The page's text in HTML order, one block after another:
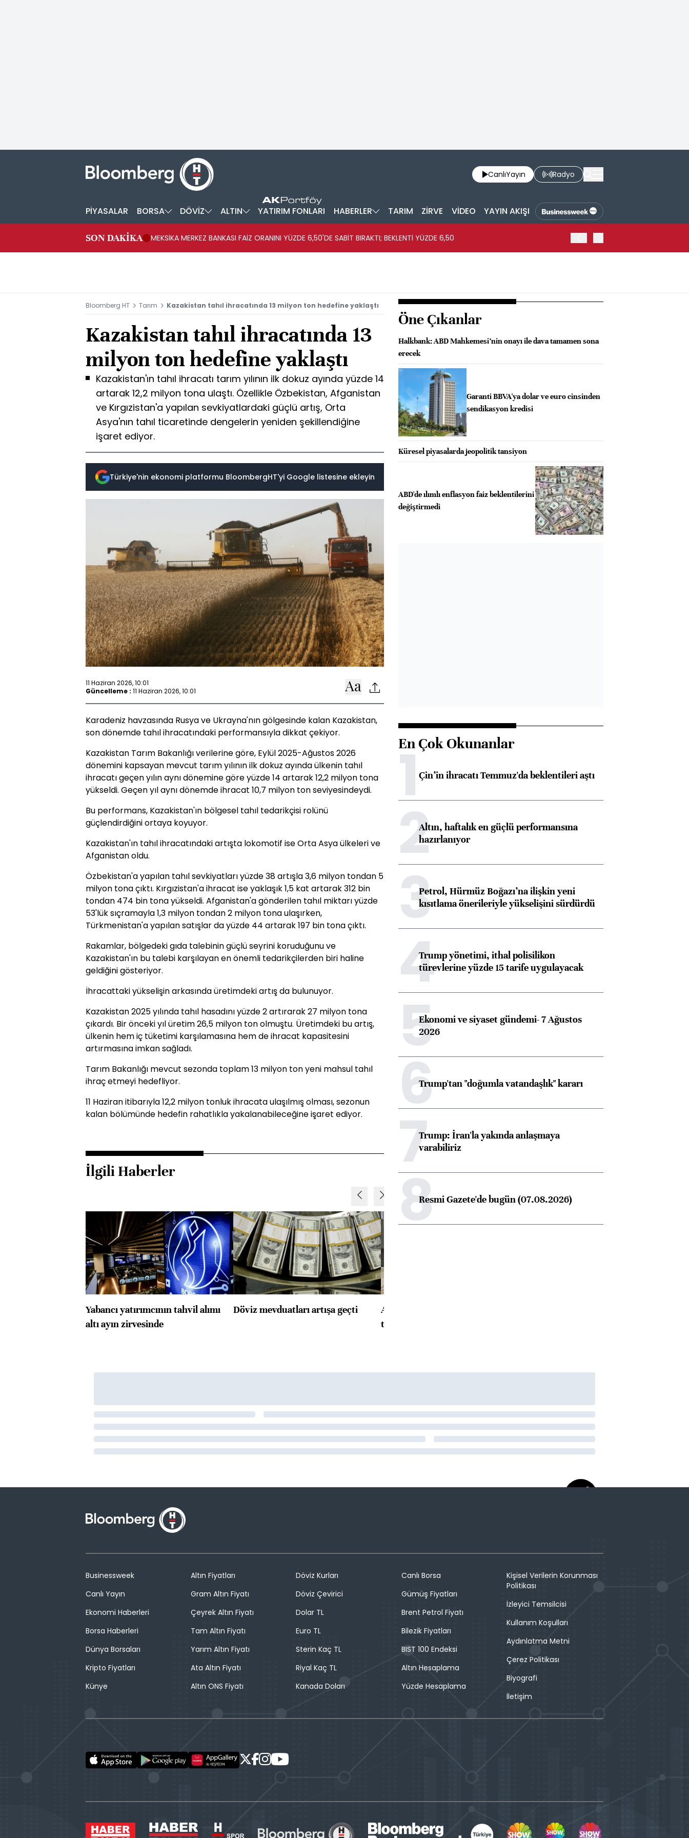
CanlıYayın Radyo
PİYASALAR BORSA DÖVİZ ALTIN YATIRIM FONLARI HABERLER TARIM ZİRVE VİDEO YAYIN AKIŞI
SON DAKİKA MEKSİKA MERKEZ BANKASI FAİZ ORANINI YÜZDE 6,50'DE SABİT BIRAKTI; BEKLENTİ YÜZDE 6,50
Bloomberg HT Tarım Kazakistan tahıl ihracatında 13 milyon ton hedefine yaklaştı
Kazakistan tahıl ihracatında 13
milyon ton hedefine yaklaştı
Kazakistan'ın tahıl ihracatı tarım yılının ilk dokuz ayında yüzde 14
artarak 12,2 milyon tona ulaştı. Özellikle Özbekistan, Afganistan
ve Kırgızistan'a yapılan sevkiyatlardaki güçlü artış, Orta
Asya'nın tahıl ticaretinde dengelerin yeniden şekillendiğine
işaret ediyor.
Türkiye'nin ekonomi platformu BloombergHT'yi Google listesine ekleyin
11 Haziran 2026, 10:01
Güncelleme : 11 Haziran 2026, 10:01
Karadeniz havzasında Rusya ve Ukrayna'nın gölgesinde kalan Kazakistan,
son dönemde tahıl ihracatındaki performansıyla dikkat çekiyor.
Kazakistan Tarım Bakanlığı verilerine göre, Eylül 2025-Ağustos 2026
dönemini kapsayan mevcut tarım yılının ilk dokuz ayında ülkenin tahıl
ihracatı geçen yılın aynı dönemine göre yüzde 14 artarak 12,2 milyon tona
yükseldi. Geçen yıl aynı dönemde ihracat 10,7 milyon ton seviyesindeydi.
Bu performans, Kazakistan'ın bölgesel tahıl tedarikçisi rolünü
güçlendirdiğini ortaya koyuyor.
Kazakistan'ın tahıl ihracatındaki artışta lokomotif ise Orta Asya ülkeleri ve
Afganistan oldu.
Özbekistan'a yapılan tahıl sevkiyatları yüzde 38 artışla 3,6 milyon tondan 5
milyon tona çıktı. Kırgızistan'a ihracat ise yaklaşık 1,5 kat artarak 312 bin
tondan 474 bin tona yükseldi. Afganistan'a gönderilen tahıl miktarı yüzde
53'lük sıçramayla 1,3 milyon tondan 2 milyon tona ulaşırken,
Türkmenistan'a yapılan satışlar da yüzde 44 artarak 197 bin tona çıktı.
Rakamlar, bölgedeki gıda talebinin güçlü seyrini koruduğunu ve
Kazakistan'ın bu talebi karşılayan en önemli tedarikçilerden biri haline
geldiğini gösteriyor.
İhracattaki yükselişin arkasında üretimdeki artış da bulunuyor.
Kazakistan 2025 yılında tahıl hasadını yüzde 2 artırarak 27 milyon tona
çıkardı. Bir önceki yıl üretim 26,5 milyon ton olmuştu. Üretimdeki bu artış,
ülkenin hem iç tüketimi karşılamasına hem de ihracat kapasitesini
artırmasına imkan sağladı.
Tarım Bakanlığı mevcut sezonda toplam 13 milyon ton yeni mahsul tahıl
ihraç etmeyi hedefliyor.
11 Haziran itibarıyla 12,2 milyon tonluk ihracata ulaşılmış olması, sezonun
kalan bölümünde hedefin rahatlıkla yakalanabileceğine işaret ediyor.
İlgili Haberler
Yabancı yatırımcının tahvil alımı
altı ayın zirvesinde
Döviz mevduatları artışa geçti
ABD'de konut başlangıçları
toparlandı
Almanya, Commerzbank
Öne Çıkanlar
Halkbank: ABD Mahkemesi’nin onayı ile dava tamamen sona
erecek
Garanti BBVA'ya dolar ve euro cinsinden
sendikasyon kredisi
Küresel piyasalarda jeopolitik tansiyon
ABD'de ılımlı enflasyon faiz beklentilerini
değiştirmedi
En Çok Okunanlar
1Çin’in ihracatı Temmuz'da beklentileri aştı
2Altın, haftalık en güçlü performansına
hazırlanıyor
3Petrol, Hürmüz Boğazı’na ilişkin yeni
kısıtlama önerileriyle yükselişini sürdürdü
4Trump yönetimi, ithal polisilikon
türevlerine yüzde 15 tarife uygulayacak
5Ekonomi ve siyaset gündemi- 7 Ağustos
2026
6Trump'tan "doğumla vatandaşlık" kararı
7Trump: İran'la yakında anlaşmaya
varabiliriz
8Resmi Gazete'de bugün (07.08.2026)
Businessweek
Canlı Yayın
Ekonomi Haberleri
Borsa Haberleri
Dünya Borsaları
Kripto Fiyatları
Künye
Altın Fiyatları
Gram Altın Fiyatı
Çeyrek Altın Fiyatı
Tam Altın Fiyatı
Yarım Altın Fiyatı
Ata Altın Fiyatı
Altın ONS Fiyatı
Döviz Kurları
Döviz Çevirici
Dolar TL
Euro TL
Sterin Kaç TL
Riyal Kaç TL
Kanada Doları
Canlı Borsa
Gümüş Fiyatları
Brent Petrol Fiyatı
Bilezik Fiyatları
BIST 100 Endeksi
Altın Hesaplama
Yüzde Hesaplama
Kişisel Verilerin Korunması
Politikası
İzleyici Temsilcisi
Kullanım Koşulları
Aydınlatma Metni
Çerez Politikası
Biyografi
İletişim